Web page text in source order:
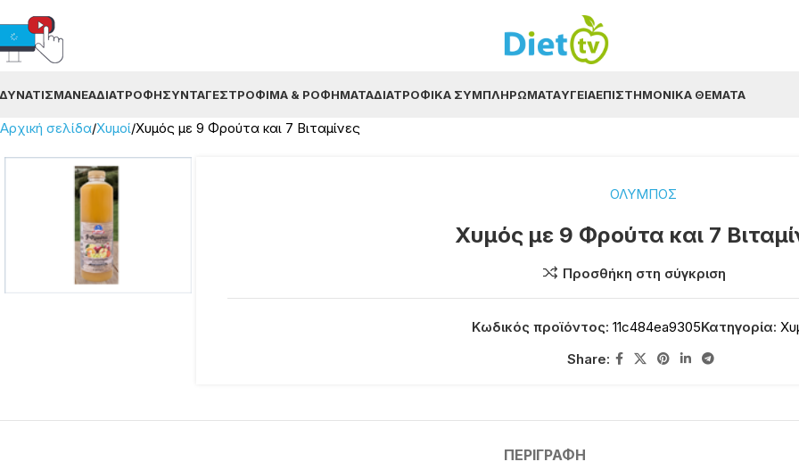
ΝΈΑΔΙΑΤΡΟΦΉΣΥΝΤΑΓΈΣΤΡΌΦΙΜΑ & ΡΟΦΉΜΑΤΑΔΙΑΤΡΟΦΙΚΆ ΣΥΜΠΛΗΡΏΜΑΤΑΥΓΕΊΑΕΠΙΣΤΗΜΟΝΙΚΆ ΘΈΜΑΤΑ
Αρχική σελίδα Χυμοί Χυμός με 9 Φρούτα και 7 Βιταμίνες
ΟΛΥΜΠΟΣ
Χυμός με 9 Φρούτα και 7
Προσθήκη στη σύγκριση
Κωδικός προϊόντος: 11c484ea9305Κατηγορία:
Share:
ΠΕΡΙΓΡΑΦΉ